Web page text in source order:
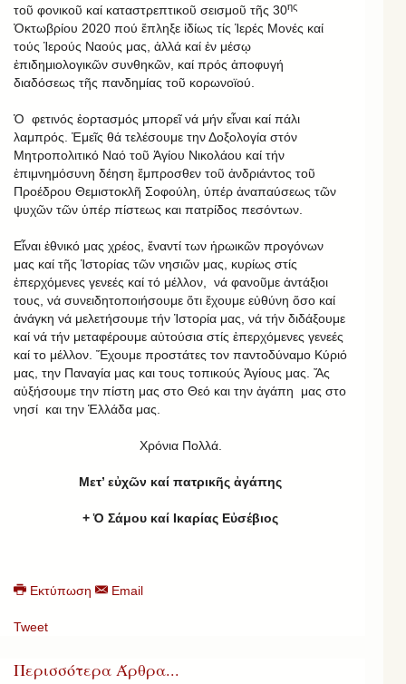
τοῦ φονικοῦ καί καταστρεπτικοῦ σεισμοῦ τῆς 30ης
Ὀκτωβρίου 2020 πού ἔπληξε ἰδίως τίς Ἱερές Μονές καί
τούς Ἱερούς Ναούς μας, ἀλλά καί ἐν μέσῳ
ἐπιδημιολογικῶν συνθηκῶν, καί πρός ἀποφυγή
διαδόσεως τῆς πανδημίας τοῦ κορωνοϊού.
Ὁ φετινός ἑορτασμός μπορεῖ νά μήν εἶναι καί πάλι
λαμπρός. Ἐμεῖς θά τελέσουμε την Δοξολογία στόν
Μητροπολιτικό Ναό τοῦ Ἁγίου Νικολάου καί τήν
ἐπιμνημόσυνη δέηση ἔμπροσθεν τοῦ ἀνδριάντος τοῦ
Προέδρου Θεμιστοκλῆ Σοφούλη, ὑπέρ ἀναπαύσεως τῶν
ψυχῶν τῶν ὑπέρ πίστεως και πατρίδος πεσόντων.
Εἶναι ἐθνικό μας χρέος, ἔναντί των ἡρωικῶν προγόνων
μας καί τῆς Ἱστορίας τῶν νησιῶν μας, κυρίως στίς
ἐπερχόμενες γενεές καί τό μέλλον, νά φανοῦμε ἀντάξιοι
τους, νά συνειδητοποιήσουμε ὅτι ἔχουμε εὐθύνη ὅσο καί
ἀνάγκη νά μελετήσουμε τήν Ἱστορία μας, νά τήν διδάξουμε
καί νά τήν μεταφέρουμε αὐτούσια στίς ἐπερχόμενες γενεές
καί το μέλλον. Ἔχουμε προστάτες τον παντοδύναμο Κύριό
μας, την Παναγία μας και τους τοπικούς Ἁγίους μας. Ἄς
αὐξήσουμε την πίστη μας στο Θεό και την ἀγάπη μας στο
νησί και την Ἑλλάδα μας.
Χρόνια Πολλά.
Μετ’ εὐχῶν καί πατρικῆς ἀγάπης
+ Ὁ Σάμου καί Ικαρίας Εὐσέβιος
Εκτύπωση Email
Tweet
Περισσότερα Άρθρα...